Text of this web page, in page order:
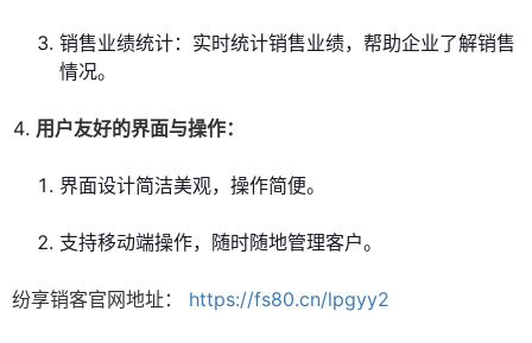
销售业绩统计：实时统计销售业绩，帮助企业了解销售
情况。
用户友好的界面与操作：
界面设计简洁美观，操作简便。
支持移动端操作，随时随地管理客户。
纷享销客官网地址： https://fs80.cn/lpgyy2